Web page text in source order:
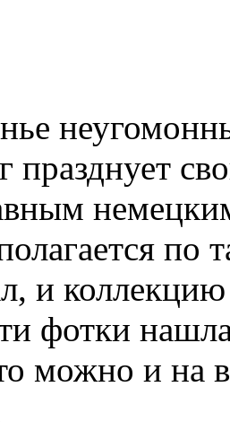
празднует
по
и
фотки
можно и на